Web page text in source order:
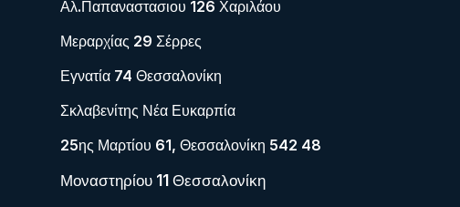
Αλ.Παπαναστασιου 126 Χαριλάου
Μεραρχίας 29 Σέρρες
Εγνατία 74 Θεσσαλονίκη
Σκλαβενίτης Νέα Ευκαρπία
25ης Μαρτίου 61, Θεσσαλονίκη 542 48
Μοναστηρίου 11 Θεσσαλονίκη